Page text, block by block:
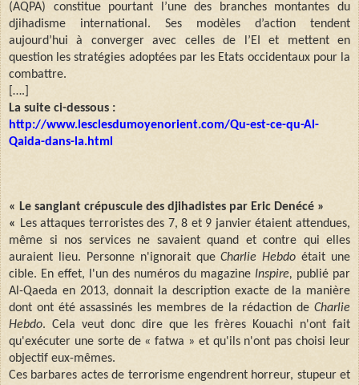
(AQPA) constitue pourtant l’une des branches montantes du
djihadisme international. Ses modèles d’action tendent
aujourd’hui à converger avec celles de l’EI et mettent en
question les stratégies adoptées par les Etats occidentaux pour la
combattre.
[….]
La suite ci-dessous :
http://www.lesclesdumoyenorient.com/Qu-est-ce-qu-Al-
Qaida-dans-la.html
« Le sanglant crépuscule des djihadistes par Eric Denécé »
« Les attaques terroristes des 7, 8 et 9 janvier étaient attendues,
même si nos services ne savaient quand et contre qui elles
auraient lieu. Personne n'ignorait queCharlie Hebdo était une
cible. En effet, l'un des numéros du magazine Inspire, publié par
Al-Qaeda en 2013, donnait la description exacte de la manière
dont ont été assassinés les membres de la rédaction de Charlie
Hebdo. Cela veut donc dire que les frères Kouachi n'ont fait
qu'exécuter une sorte de « fatwa » et qu'ils n'ont pas choisi leur
objectif eux-mêmes.
Ces barbares actes de terrorisme engendrent horreur, stupeur et